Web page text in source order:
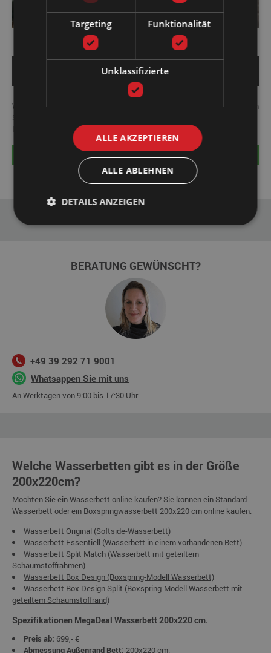
Wasserbett mit massivholz bettrahmen. Wir können die Bettgestelle im
Stil Ihres Schlafzimmers fertigstellen. So wird Ihr neues Bett eins mit
Ihrem Schlafzimmer. Sie können aus verschiedenen Holzarten wählen.
BERATUNG GEWÜNSCHT?
+49 39 292 71 9001
Whatsappen Sie mit uns
An Werktagen von 9:00 bis 17:30 Uhr
Welche Wasserbetten gibt es in der Größe
200x220cm?
Möchten Sie ein Wasserbett online kaufen? Sie können ein Standard-
Wasserbett oder ein Boxspringwasserbett 200x220 cm online kaufen.
Wasserbett Original (Softside-Wasserbett)
Wasserbett Essentiell (Wasserbett in einem vorhandenen Bett)
Wasserbett Split Match (Wasserbett mit geteiltem
Schaumstoffrahmen)
Wasserbett Box Design (Boxspring-Modell Wasserbett)
Wasserbett Box Design Split (Boxspring-Modell Wasserbett mit
geteiltem Schaumstoffrand)
Spezifikationen MegaDeal Wasserbett 200x220 cm.
Preis ab: 699,- €
Abmessung Außenrand Bett: 200x220 cm.
Targeting Funktionalität
Unklassifizierte
ALLE AKZEPTIEREN
ALLE ABLEHNEN
DETAILS ANZEIGEN